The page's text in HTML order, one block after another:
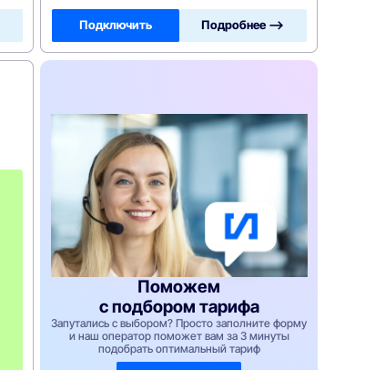
Подключить Подробнее —>
Поможем
с подбором тарифа
Запутались с выбором? Просто заполните форму
и наш оператор поможет вам за 3 минуты
подобрать оптимальный тариф